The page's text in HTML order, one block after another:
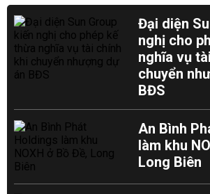
Đại diện
nghị cho
nghĩa vụ
chuyển
BĐS
An Bình
làm khu
Long Biên